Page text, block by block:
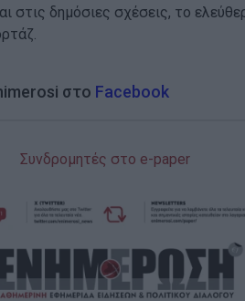
στις δημόσιες σχέσεις, το
στο Facebook
Συνδρομητές στο e-paper